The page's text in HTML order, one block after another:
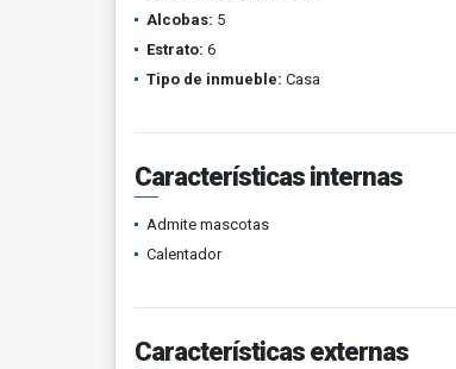
Alcobas: 5
Estrato: 6
Tipo de inmueble: Casa
Características internas
Admite mascotas
Calentador
Características externas